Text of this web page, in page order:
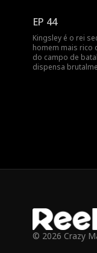
EP 44
Kingsley é o rei
homem mais rico
do campo de
dispensa
© 2026 Crazy